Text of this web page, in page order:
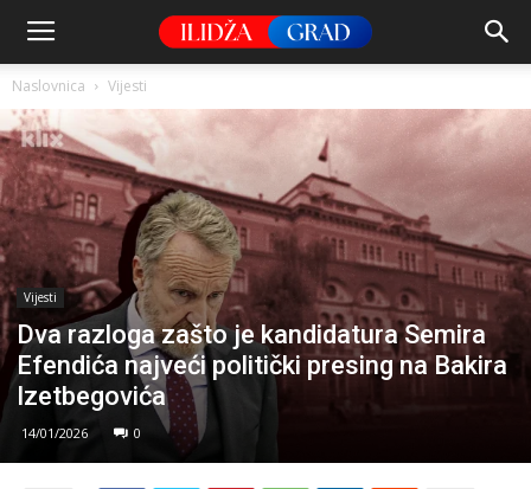
Naslovnica Vijesti
Vijesti
Dva razloga zašto je kandidatura Semira
Efendića najveći politički presing na Bakira
Izetbegovića
14/01/2026 0